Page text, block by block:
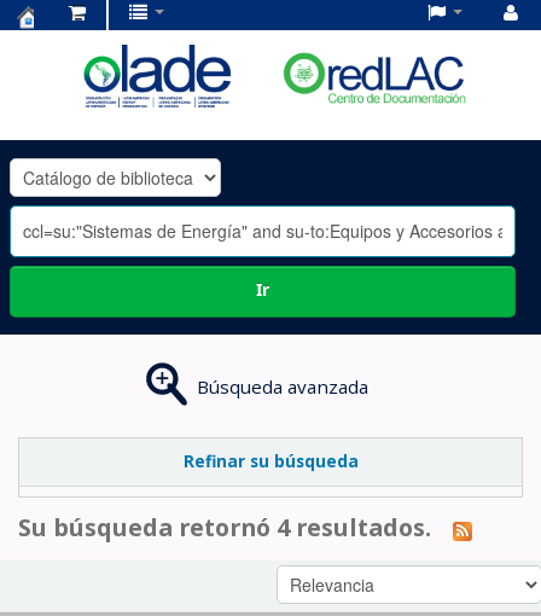
OLADE
-
Ir
Búsqueda avanzada
Refinar su búsqueda
Su búsqueda retornó 4 resultados.